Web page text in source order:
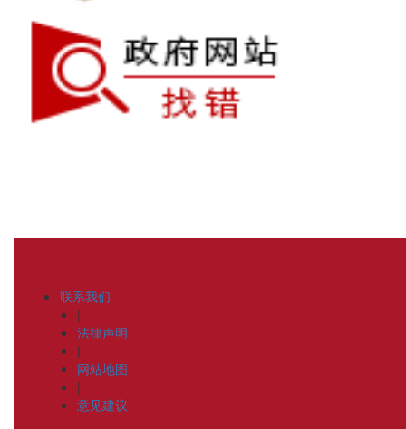
联系我们
|
法律声明
|
网站地图
|
意见建议